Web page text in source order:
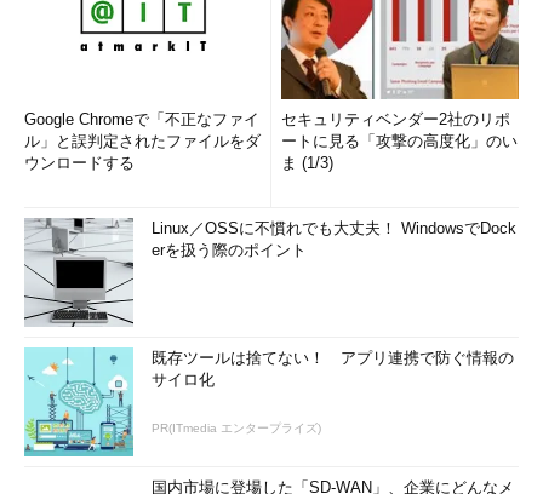
Google Chromeで「不正なファイ
ル」と誤判定されたファイルをダ
ウンロードする
セキュリティベンダー2社のリポ
ートに見る「攻撃の高度化」のい
ま (1/3)
Linux／OSSに不慣れでも大丈夫！ WindowsでDock
erを扱う際のポイント
既存ツールは捨てない！ アプリ連携で防ぐ情報の
サイロ化
PR(ITmedia エンタープライズ)
国内市場に登場した「SD-WAN」、企業にどんなメ